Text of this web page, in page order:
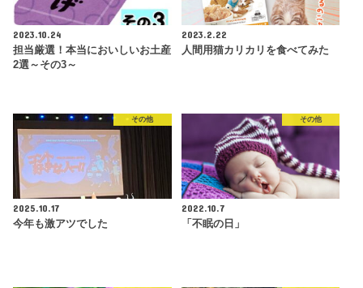
2023.10.24
担当厳選！本当においしいお土産
2選～その3～
2023.2.22
人間用猫カリカリを食べてみた
その他
2025.10.17
今年も激アツでした
その他
2022.10.7
「不眠の日」